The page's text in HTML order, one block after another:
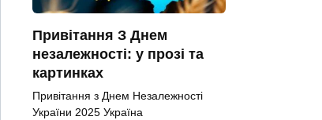
Привітання З Днем
незалежності: у прозі та
картинках
Привітання з Днем Незалежності
України 2025 Україна